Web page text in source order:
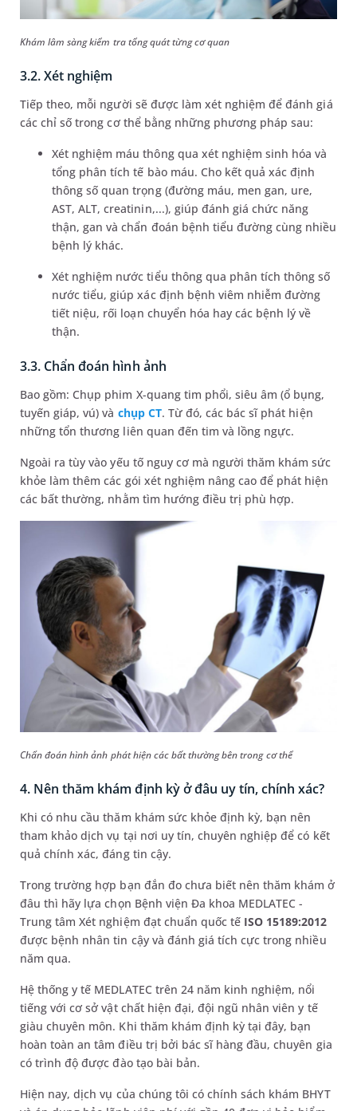
Khám lâm sàng kiểm tra tổng quát từng cơ quan
3.2. Xét nghiệm
Tiếp theo, mỗi người sẽ được làm xét nghiệm để đánh giá
các chỉ số trong cơ thể bằng những phương pháp sau:
Xét nghiệm máu thông qua xét nghiệm sinh hóa và
tổng phân tích tế bào máu. Cho kết quả xác định
thông số quan trọng (đường máu, men gan, ure,
AST, ALT, creatinin,...), giúp đánh giá chức năng
thận, gan và chẩn đoán bệnh tiểu đường cùng nhiều
bệnh lý khác.
Xét nghiệm nước tiểu thông qua phân tích thông số
nước tiểu, giúp xác định bệnh viêm nhiễm đường
tiết niệu, rối loạn chuyển hóa hay các bệnh lý về
thận.
3.3. Chẩn đoán hình ảnh
Bao gồm: Chụp phim X-quang tim phổi, siêu âm (ổ bụng,
tuyến giáp, vú) và chụp CT. Từ đó, các bác sĩ phát hiện
những tổn thương liên quan đến tim và lồng ngực.
Ngoài ra tùy vào yếu tố nguy cơ mà người thăm khám sức
khỏe làm thêm các gói xét nghiệm nâng cao để phát hiện
các bất thường, nhằm tìm hướng điều trị phù hợp.
Chẩn đoán hình ảnh phát hiện các bất thường bên trong cơ thể
4. Nên thăm khám định kỳ ở đâu uy tín, chính xác?
Khi có nhu cầu thăm khám sức khỏe định kỳ, bạn nên
tham khảo dịch vụ tại nơi uy tín, chuyên nghiệp để có kết
quả chính xác, đáng tin cậy.
Trong trường hợp bạn đắn đo chưa biết nên thăm khám ở
đâu thì hãy lựa chọn Bệnh viện Đa khoa MEDLATEC -
Trung tâm Xét nghiệm đạt chuẩn quốc tế ISO 15189:2012
được bệnh nhân tin cậy và đánh giá tích cực trong nhiều
năm qua.
Hệ thống y tế MEDLATEC trên 24 năm kinh nghiệm, nổi
tiếng với cơ sở vật chất hiện đại, đội ngũ nhân viên y tế
giàu chuyên môn. Khi thăm khám định kỳ tại đây, bạn
hoàn toàn an tâm điều trị bởi bác sĩ hàng đầu, chuyên gia
có trình độ được đào tạo bài bản.
Hiện nay, dịch vụ của chúng tôi có chính sách khám BHYT